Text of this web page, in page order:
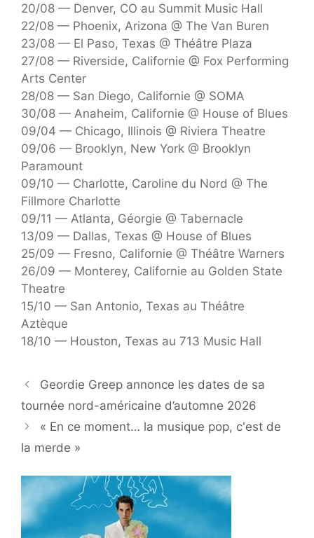
20/08 — Denver, CO au Summit Music Hall
22/08 — Phoenix, Arizona @ The Van Buren
23/08 — El Paso, Texas @ Théâtre Plaza
27/08 — Riverside, Californie @ Fox Performing
Arts Center
28/08 — San Diego, Californie @ SOMA
30/08 — Anaheim, Californie @ House of Blues
09/04 — Chicago, Illinois @ Riviera Theatre
09/06 — Brooklyn, New York @ Brooklyn
Paramount
09/10 — Charlotte, Caroline du Nord @ The
Fillmore Charlotte
09/11 — Atlanta, Géorgie @ Tabernacle
13/09 — Dallas, Texas @ House of Blues
25/09 — Fresno, Californie @ Théâtre Warners
26/09 — Monterey, Californie au Golden State
Theatre
15/10 — San Antonio, Texas au Théâtre
Aztèque
18/10 — Houston, Texas au 713 Music Hall
Geordie Greep annonce les dates de sa
tournée nord-américaine d’automne 2026
« En ce moment… la musique pop, c'est de
la merde »